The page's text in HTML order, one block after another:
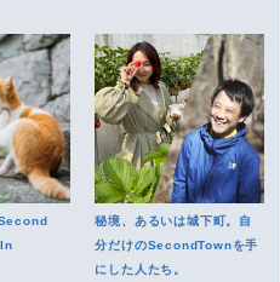
秘境、あるいは城下町。自
分だけのSecondTownを手
にした人たち。